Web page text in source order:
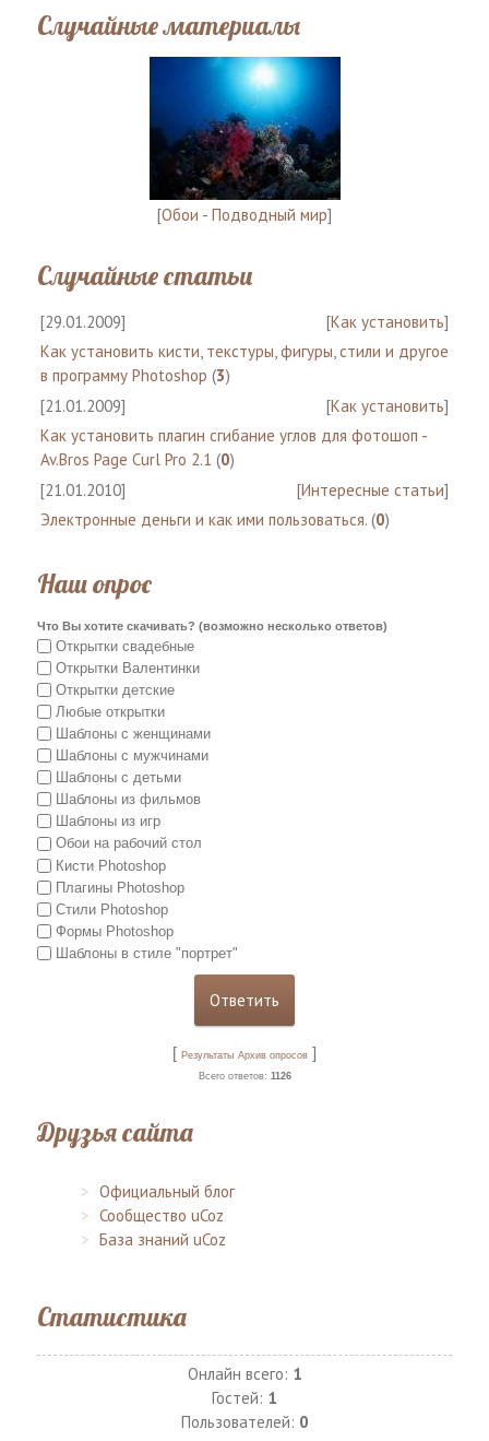
Случайные материалы
[Обои - Подводный мир]
Случайные статьи
[29.01.2009] [Как установить]
Как установить кисти, текстуры, фигуры, стили и другое
в программу Photoshop (3)
[21.01.2009]
[Как установить]
Как установить плагин сгибание углов для фотошоп -
Av.Bros Page Curl Pro 2.1 (0)
[21.01.2010]
[Интересные статьи]
Электронные деньги и как ими пользоваться. (0)
Наш опрос
Что Вы хотите скачивать? (возможно несколько ответов)
Открытки свадебные
Открытки Валентинки
Открытки детские
Любые открытки
Шаблоны с женщинами
Шаблоны с мужчинами
Шаблоны с детьми
Шаблоны из фильмов
Шаблоны из игр
Обои на рабочий стол
Кисти Photoshop
Плагины Photoshop
Стили Photoshop
Формы Photoshop
Шаблоны в стиле "портрет"
[ Результаты Архив опросов ]
Всего ответов: 1126
Друзья сайта
Официальный блог
Сообщество uCoz
База знаний uCoz
Статистика
Онлайн всего: 1
Гостей: 1
Пользователей: 0